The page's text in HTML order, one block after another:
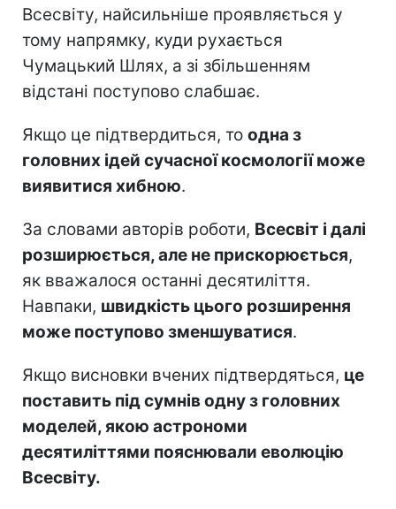
Всесвіту, найсильніше проявляється у
тому напрямку, куди рухається
Чумацький Шлях, а зі збільшенням
відстані поступово слабшає.
Якщо це підтвердиться, то одна з
головних ідей сучасної космології може
виявитися хибною.
За словами авторів роботи, Всесвіт і далі
розширюється, але не прискорюється,
як вважалося останні десятиліття.
Навпаки, швидкість цього розширення
може поступово зменшуватися.
Якщо висновки вчених підтвердяться, це
поставить під сумнів одну з головних
моделей, якою астрономи
десятиліттями пояснювали еволюцію
Всесвіту.